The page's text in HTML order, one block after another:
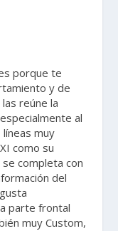
porque te
y de
reúne la
al
muy
como su
completa con
del
parte frontal
muy Custom,